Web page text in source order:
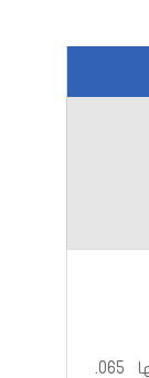
- سرعه الأداء حيث تصل scan cycle لها 065.